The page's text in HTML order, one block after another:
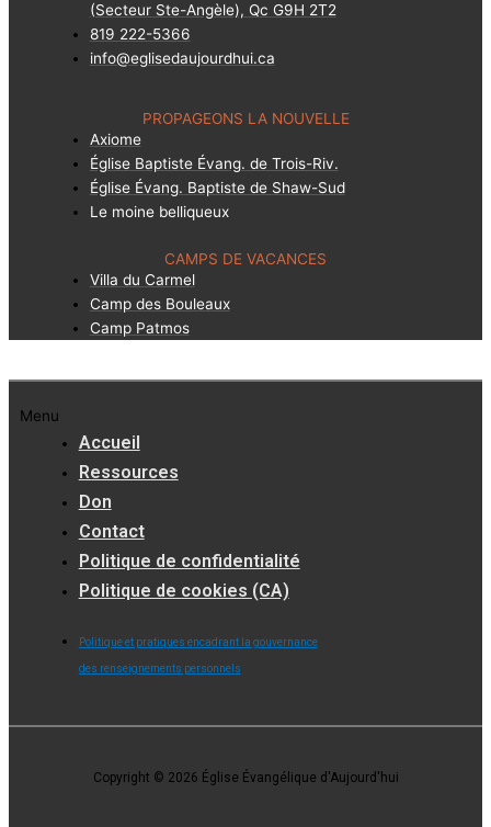
(Secteur Ste-Angèle), Qc G9H 2T2
819 222-5366
info@eglisedaujourdhui.ca
PROPAGEONS LA NOUVELLE
Axiome
Église Baptiste Évang. de Trois-Riv.
Église Évang. Baptiste de Shaw-Sud
Le moine belliqueux
CAMPS DE VACANCES
Villa du Carmel
Camp des Bouleaux
Camp Patmos
Menu
Accueil
Ressources
Don
Contact
Politique de confidentialité
Politique de cookies (CA)
Politique et pratiques encadrant la gouvernance
des renseignements personnels
Copyright © 2026 Église Évangélique d'Aujourd'hui